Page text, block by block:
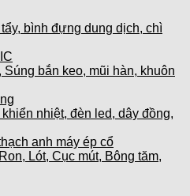
bình đựng dung dịch, chì
Súng bắn keo, mũi hàn, khuôn
nhiệt, đèn led, dây đồng,
anh máy ép cổ
Lót, Cục mút, Bông tăm,